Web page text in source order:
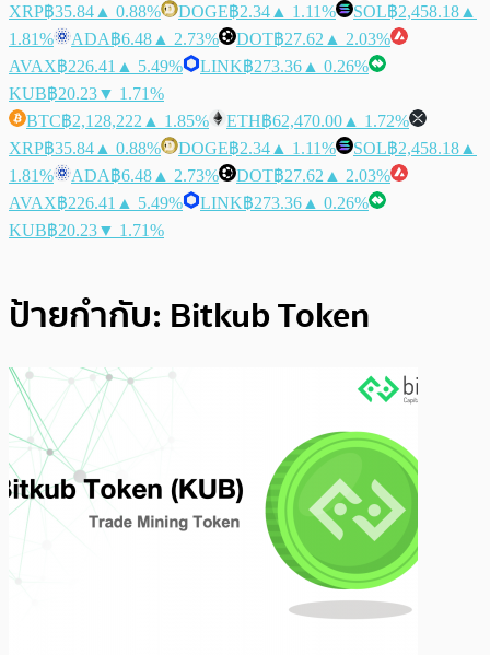
XRP฿35.84 ▲ 0.88% DOGE฿2.34 ▲ 1.11% SOL฿2,458.18 ▲
1.81%
ADA฿6.48 ▲ 2.73% DOT฿27.62 ▲ 2.03%
AVAX฿226.41 ▲ 5.49% LINK฿273.36 ▲ 0.26%
KUB฿20.23▼ 1.71%
BTC฿2,128,222 ▲ 1.85% ETH฿62,470.00 ▲ 1.72%
XRP฿35.84 ▲ 0.88% DOGE฿2.34 ▲ 1.11% SOL฿2,458.18 ▲
1.81%
ADA฿6.48 ▲ 2.73% DOT฿27.62 ▲ 2.03%
AVAX฿226.41 ▲ 5.49% LINK฿273.36 ▲ 0.26%
KUB฿20.23▼ 1.71%
ป้ายกำกับ: Bitkub Token